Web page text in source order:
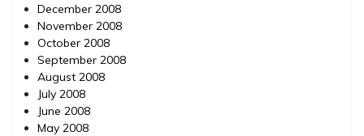
December 2008
November 2008
October 2008
September 2008
August 2008
July 2008
June 2008
May 2008